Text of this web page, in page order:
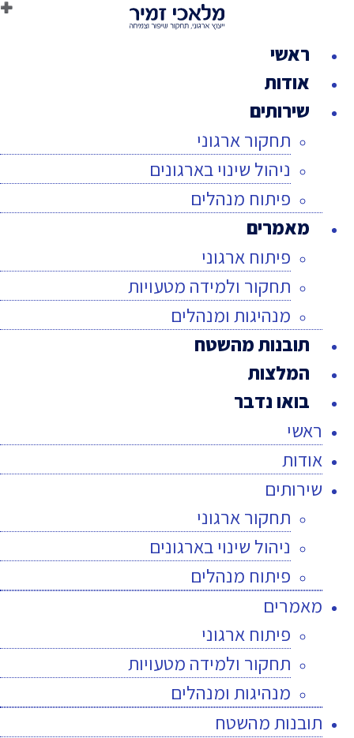
ראשי
אודות
שירותים
תחקור ארגוני
ניהול שינוי בארגונים
פיתוח מנהלים
מאמרים
פיתוח ארגוני
תחקור ולמידה מטעויות
מנהיגות ומנהלים
תובנות מהשטח
המלצות
בואו נדבר
ראשי
אודות
שירותים
תחקור ארגוני
ניהול שינוי בארגונים
פיתוח מנהלים
מאמרים
פיתוח ארגוני
תחקור ולמידה מטעויות
מנהיגות ומנהלים
תובנות מהשטח